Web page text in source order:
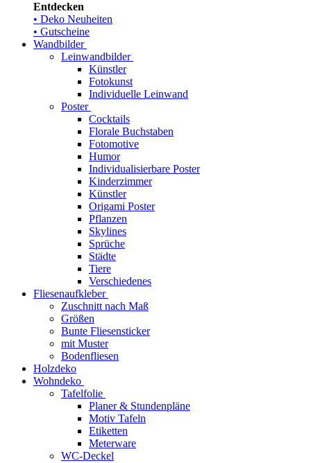
Entdecken
• Deko Neuheiten
• Gutscheine
Wandbilder
Leinwandbilder
Künstler
Fotokunst
Individuelle Leinwand
Poster
Cocktails
Florale Buchstaben
Fotomotive
Humor
Individualisierbare Poster
Kinderzimmer
Künstler
Origami Poster
Pflanzen
Skylines
Sprüche
Städte
Tiere
Verschiedenes
Fliesenaufkleber
Zuschnitt nach Maß
Größen
Bunte Fliesensticker
mit Muster
Bodenfliesen
Holzdeko
Wohndeko
Tafelfolie
Planer & Stundenpläne
Motiv Tafeln
Etiketten
Meterware
WC-Deckel